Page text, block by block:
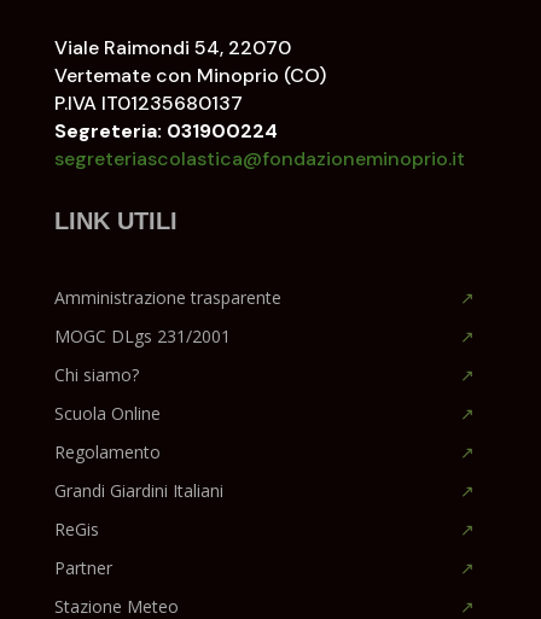
Viale Raimondi 54, 22070
Vertemate con Minoprio (CO)
P.IVA IT01235680137
Segreteria: 031900224
segreteriascolastica@fondazioneminoprio.it
LINK UTILI
Amministrazione trasparente
MOGC DLgs 231/2001
Chi siamo?
Scuola Online
Regolamento
Grandi Giardini Italiani
ReGis
Partner
Stazione Meteo